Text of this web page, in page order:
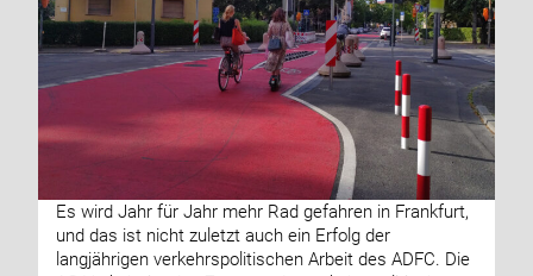
Es wird Jahr für Jahr mehr Rad gefahren in Frankfurt,
und das ist nicht zuletzt auch ein Erfolg der
langjährigen verkehrspolitischen Arbeit des ADFC. Die